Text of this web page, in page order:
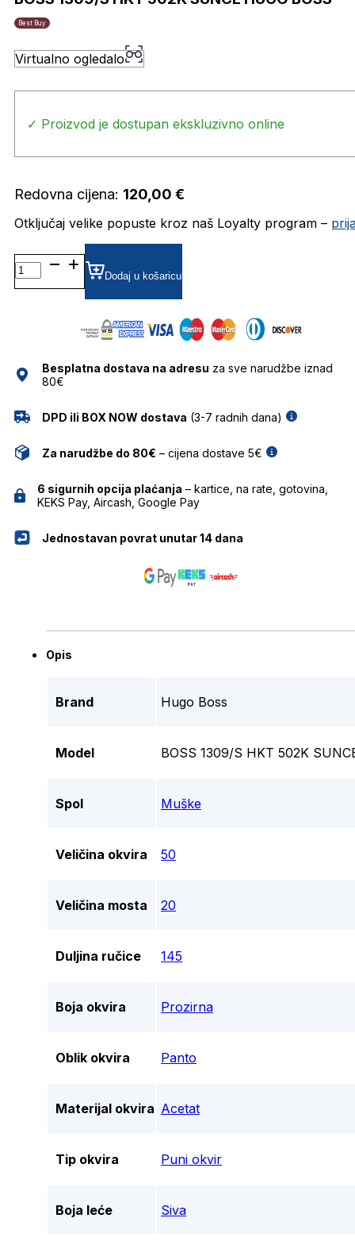
Best Buy
Virtualno ogledalo
✓ Proizvod je dostupan ekskluzivno online
Redovna cijena: 120,00 €
Otključaj velike popuste kroz naš Loyalty program –
BOSS
1309/S
HKT
količina
Dodaj u košaricu
Besplatna dostava na adresu za sve narudžbe iznad
80€
DPD ili BOX NOW dostava (3-7 radnih dana)
Za narudžbe do 80€ – cijena dostave 5€
6 sigurnih opcija plaćanja – kartice, na rate, gotovina,
KEKS Pay, Aircash, Google Pay
Jednostavan povrat unutar 14 dana
Opis
Brand Hugo Boss
Model BOSS 1309/S HKT 502K
Spol Muške
Veličina okvira 50
Veličina mosta 20
Duljina ručice 145
Boja okvira Prozirna
Oblik okvira Panto
Materijal okvira Acetat
Tip okvira Puni okvir
Boja leće Siva